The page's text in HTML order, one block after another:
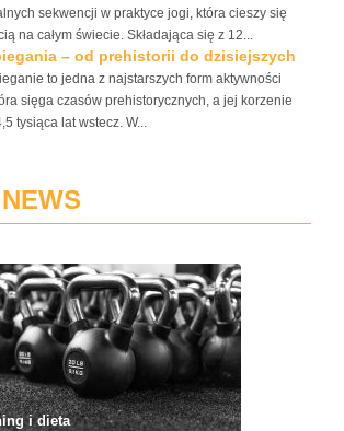
sekwencji w praktyce jogi, która cieszy się
na całym świecie. Składająca się z 12...
– od prehistorii do dzisiejszych
to jedna z najstarszych form aktywności
sięga czasów prehistorycznych, a jej korzenie
tysiąca lat wstecz. W...
i dieta